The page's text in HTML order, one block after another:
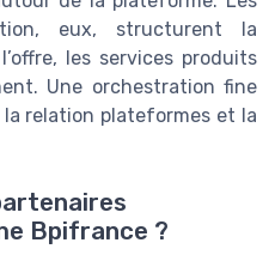
eux, structurent la
les services produits
Une orchestration fine
relation plateformes et la
Bpifrance ?